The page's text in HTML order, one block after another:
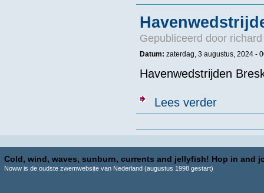
Gepubliceerd door
Datum: zaterdag, 3 augustus, 2024 -
Havenwedstrijden
Lees verderover
Cold, wind, waves, sunburn, currents and jellyfish! Hop in and
Noww is de oudste zwemwebsite van Nederland (augustus 1998 gestart)